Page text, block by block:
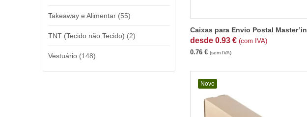
Takeaway e Alimentar (55)
TNT (Tecido não Tecido) (2)
Vestuário (148)
Caixas para Envio Postal Master’in
desde 0.93 € (com IVA)
0.76 € (sem IVA)
Novo